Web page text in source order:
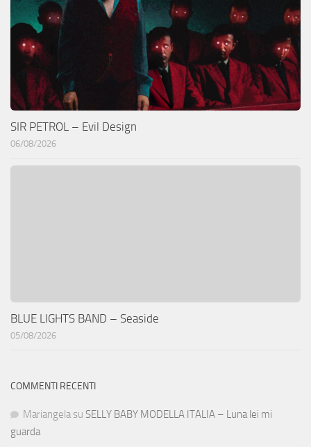
SIR PETROL – Evil Design
06/08/2026
BLUE LIGHTS BAND – Seaside
05/08/2026
COMMENTI RECENTI
Mariangela su SELLY BABY MODELLA ITALIA – Luna lei mi
guarda